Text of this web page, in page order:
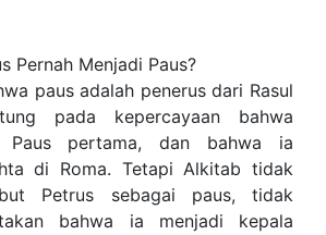
Pernah Menjadi Paus?
paus adalah penerus dari Rasul
pada kepercayaan bahwa
Paus pertama, dan bahwa ia
di Roma. Tetapi Alkitab tidak
Petrus sebagai paus, tidak
bahwa ia menjadi kepala